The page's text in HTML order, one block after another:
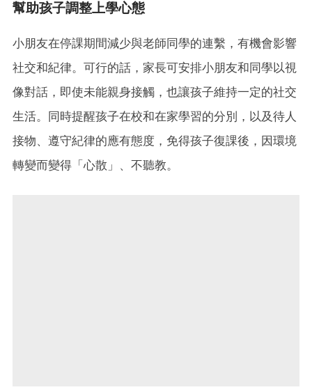
幫助孩子調整上學心態
小朋友在停課期間減少與老師同學的連繫，有機會影響
社交和紀律。可行的話，家長可安排小朋友和同學以視
像對話，即使未能親身接觸，也讓孩子維持一定的社交
生活。同時提醒孩子在校和在家學習的分別，以及待人
接物、遵守紀律的應有態度，免得孩子復課後，因環境
轉變而變得「心散」、不聽教。